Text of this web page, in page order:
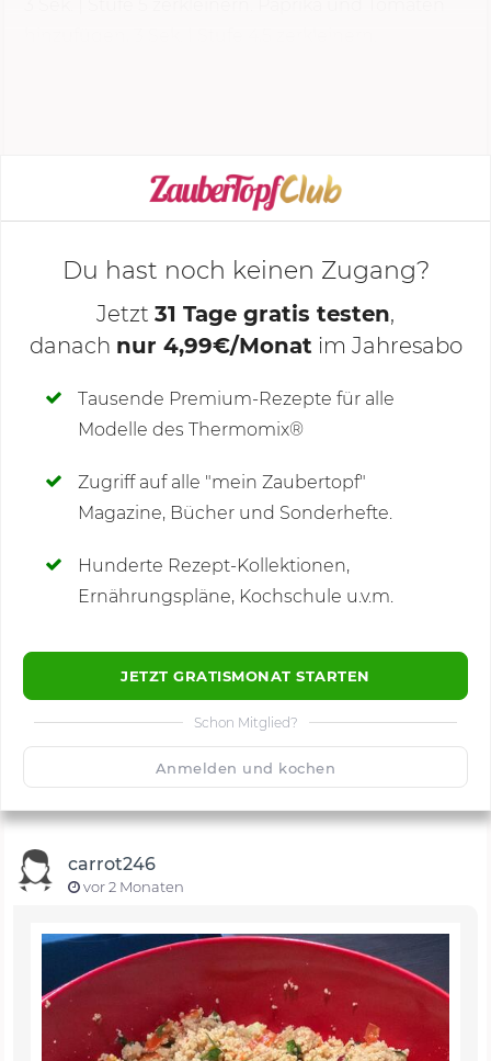
KOCHMODUS STARTEN
Deine Notizen
Du hast noch keinen Zugang?
Jetzt 31 Tage gratis testen,
danach nur 4,99€/Monat im Jahresabo
Tausende Premium-Rezepte für alle
Modelle des Thermomix®
Zugriff auf alle "mein Zaubertopf"
Magazine, Bücher und Sonderhefte.
Hunderte Rezept-Kollektionen,
Ernährungspläne, Kochschule u.v.m.
JETZT GRATISMONAT STARTEN
Schon Mitglied?
Anmelden und kochen
Kommentare(8)
🙂 1500 Speichern
carrot246
vor 2 Monaten